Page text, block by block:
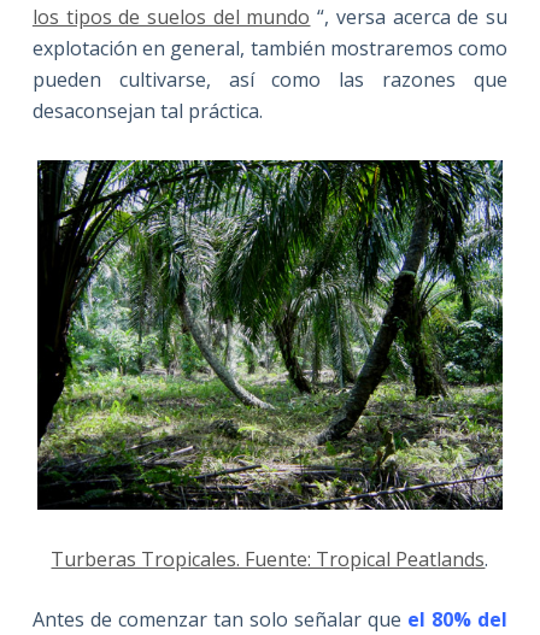
los tipos de suelos del mundo “, versa acerca de su
explotación en general, también mostraremos como
pueden cultivarse, así como las razones que
desaconsejan tal práctica.
Turberas Tropicales. Fuente: Tropical Peatlands.
Antes de comenzar tan solo señalar que el 80% del